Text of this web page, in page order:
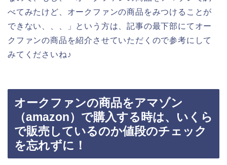
べてみたけど、オークファンの商品をみつけることが
できない、、、」という方は、記事の最下部にてオー
クファンの商品を紹介させていただくので参考にして
みてくださいね♪
オークファンの商品をアマゾン
（amazon）で購入する時は、いくら
で販売しているのか値段のチェック
を忘れずに！